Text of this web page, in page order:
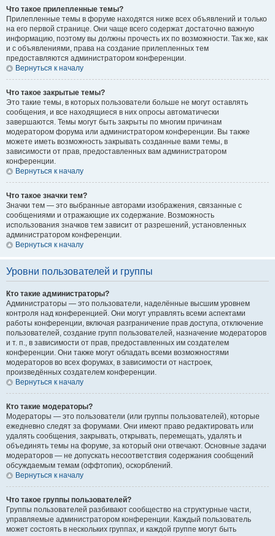
Что такое прилепленные темы?
Прилепленные темы в форуме находятся ниже всех объявлений и только
на его первой странице. Они чаще всего содержат достаточно важную
информацию, поэтому вы должны прочесть их по возможности. Так же, как
и с объявлениями, права на создание прилепленных тем
предоставляются администратором конференции.
Вернуться к началу
Что такое закрытые темы?
Это такие темы, в которых пользователи больше не могут оставлять
сообщения, и все находящиеся в них опросы автоматически
завершаются. Темы могут быть закрыты по многим причинам
модератором форума или администратором конференции. Вы также
можете иметь возможность закрывать созданные вами темы, в
зависимости от прав, предоставленных вам администратором
конференции.
Вернуться к началу
Что такое значки тем?
Значки тем — это выбранные авторами изображения, связанные с
сообщениями и отражающие их содержание. Возможность
использования значков тем зависит от разрешений, установленных
администратором конференции.
Вернуться к началу
Уровни пользователей и группы
Кто такие администраторы?
Администраторы — это пользователи, наделённые высшим уровнем
контроля над конференцией. Они могут управлять всеми аспектами
работы конференции, включая разграничение прав доступа, отключение
пользователей, создание групп пользователей, назначение модераторов
и т. п., в зависимости от прав, предоставленных им создателем
конференции. Они также могут обладать всеми возможностями
модераторов во всех форумах, в зависимости от настроек,
произведённых создателем конференции.
Вернуться к началу
Кто такие модераторы?
Модераторы — это пользователи (или группы пользователей), которые
ежедневно следят за форумами. Они имеют право редактировать или
удалять сообщения, закрывать, открывать, перемещать, удалять и
объединять темы на форуме, за который они отвечают. Основные задачи
модераторов — не допускать несоответствия содержания сообщений
обсуждаемым темам (оффтопик), оскорблений.
Вернуться к началу
Что такое группы пользователей?
Группы пользователей разбивают сообщество на структурные части,
управляемые администратором конференции. Каждый пользователь
может состоять в нескольких группах, и каждой группе могут быть